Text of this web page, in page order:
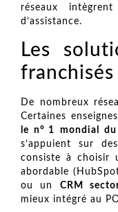
réseaux
d’assistance.
Les
franchisés
De nombreux
Certaines
le n° 1 mondial du
s’appuient sur
consiste à choisir
abordable
ou un CRM
mieux intégré au